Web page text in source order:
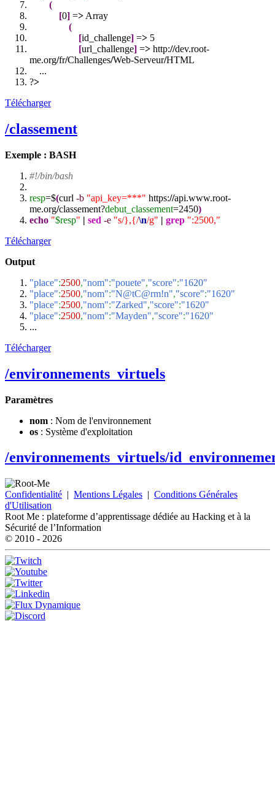
(
[0] => Array
(
[id_challenge] => 5
[url_challenge] => http://dev.root-
me.org/fr/Challenges/Web-Serveur/HTML
...
?>
Télécharger
/classement
Exemple : BASH
#!/bin/bash
resp=$(curl -b "api_key=***" https://api.www.root-
me.org/classement?debut_classement=2450)
echo "$resp" | sed -e "s/},{/\n/g" | grep ":2500,"
Télécharger
Output
"place":2500,"nom":"pouete","score":"1620"
"place":2500,"nom":"N@tC@rm!n","score":"1620"
"place":2500,"nom":"Zarked","score":"1620"
"place":2500,"nom":"Mayden","score":"1620"
...
Télécharger
/environnements_virtuels
Paramètres
nom : Nom de l'environnement
os : Système d'exploitation
/environnements_virtuels/
Confidentialité | Mentions Légales | Conditions Générales
d'Utilisation
Root Me : plateforme d’apprentissage dédiée au Hacking et à la
Sécurité de l’Information
© 2010 - 2026